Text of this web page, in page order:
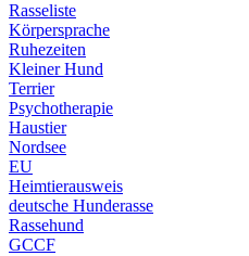
Rasseliste
Körpersprache
Ruhezeiten
Kleiner Hund
Terrier
Psychotherapie
Haustier
Nordsee
EU
Heimtierausweis
deutsche Hunderasse
Rassehund
GCCF